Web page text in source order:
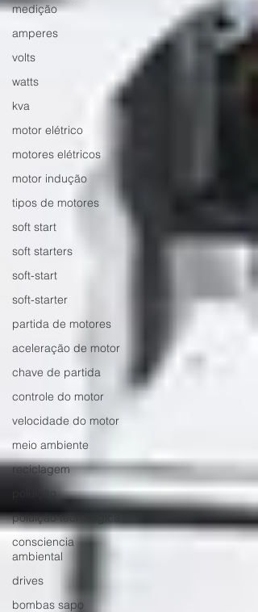
medição
amperes
volts
watts
kva
motor elétrico
motores elétricos
motor indução
tipos de motores
soft start
soft starters
soft-start
soft-starter
partida de motores
aceleração de motor
chave de partida
controle do motor
velocidade do motor
meio ambiente
reciclagem
poluição
poluição tecnologica
consciencia
ambiental
drives
bombas sapo